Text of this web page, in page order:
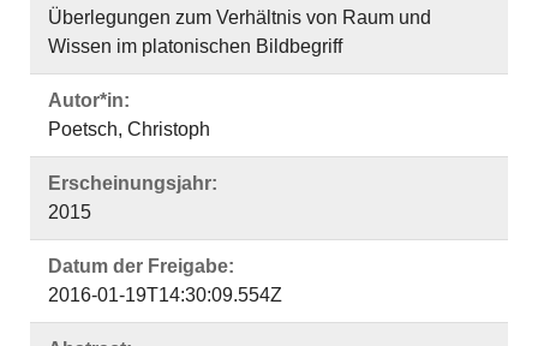
Überlegungen zum Verhältnis von Raum und
Wissen im platonischen Bildbegriff
Autor*in:
Poetsch, Christoph
Erscheinungsjahr:
2015
Datum der Freigabe:
2016-01-19T14:30:09.554Z